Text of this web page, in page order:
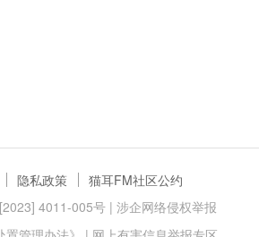
隐私政策
猫耳FM社区公约
4011-005号 | 涉企网络侵权举报